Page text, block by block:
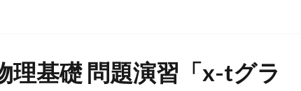
理基礎 問題演習「x-tグラ